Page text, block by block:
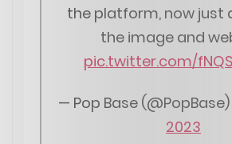
the platform, now just
the image and
pic.twitter.com/
— Pop Base (@PopBase)
2023